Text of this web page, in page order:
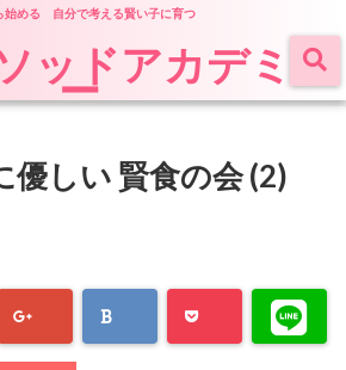
始める 自分で考える賢い子に育つ
ッドアカデミ
ー
優しい 賢食の会 (2)